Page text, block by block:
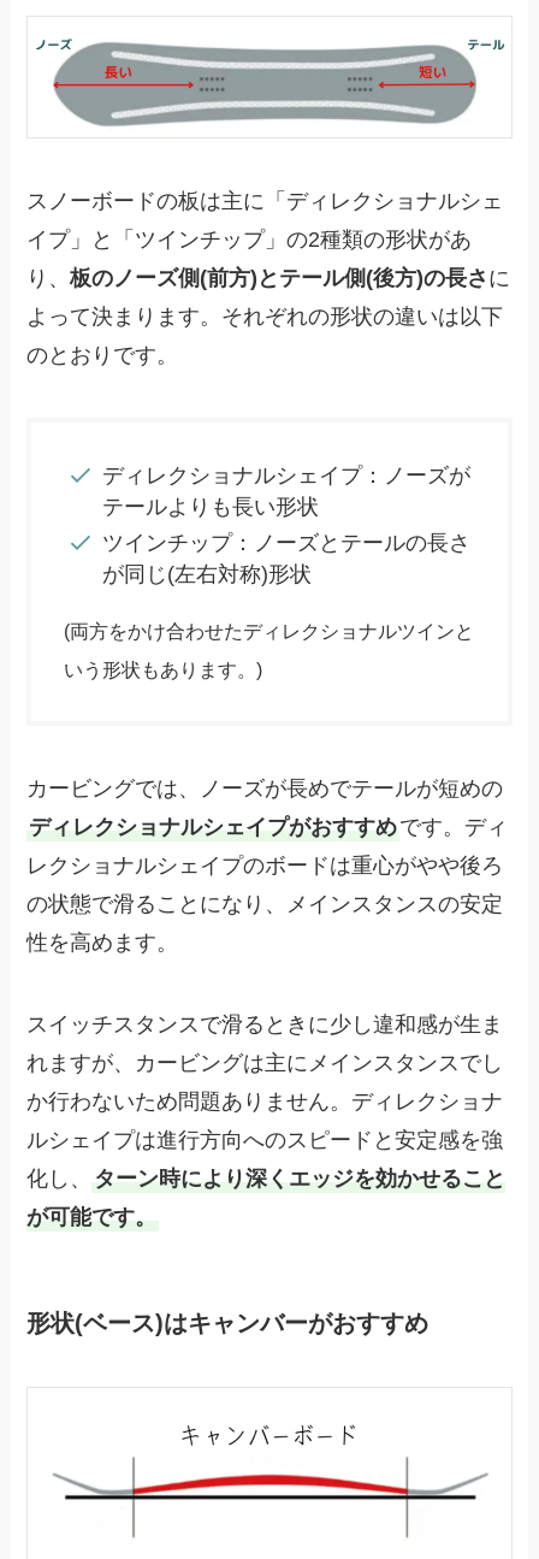
スノーボードの板は主に「ディレクショナルシェ
イプ」と「ツインチップ」の2種類の形状があ
り、板のノーズ側(前方)とテール側(後方)の長さ に
よって決まります。それぞれの形状の違いは以下
のとおりです。
ディレクショナルシェイプ：ノーズが
テールよりも長い形状
ツインチップ：ノーズとテールの長さ
が同じ(左右対称)形状
(両方をかけ合わせたディレクショナルツインと
いう形状もあります。)
カービングでは、ノーズが長めでテールが短めの
ディレクショナルシェイプがおすすめです。ディ
レクショナルシェイプのボードは重心がやや後ろ
の状態で滑ることになり、メインスタンスの安定
性を高めます。
スイッチスタンスで滑るときに少し違和感が生ま
れますが、カービングは主にメインスタンスでし
か行わないため問題ありません。ディレクショナ
ルシェイプは進行方向へのスピードと安定感を強
化し、
ターン時により深くエッジを効かせること
が可能です。
形状(ベース)はキャンバーがおすすめ